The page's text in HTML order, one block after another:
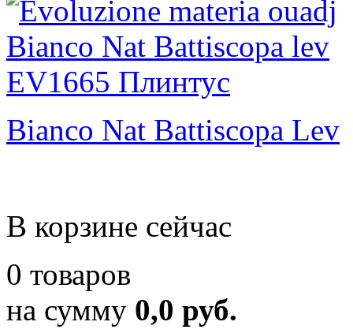
Bianco Nat Battiscopa Lev
В корзине сейчас
0 товаров
на сумму 0,0 руб.